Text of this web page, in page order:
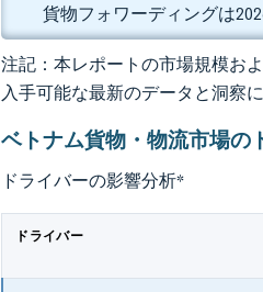
貨物フォワーディングは
注記：本レポートの市場規模お
入手可能な最新のデータと洞察
ベトナム貨物・物流市場の
ドライバーの影響分析*
ドライバー